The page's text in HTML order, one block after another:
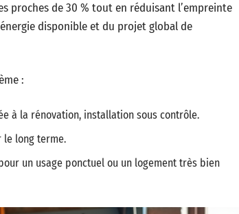
proches de 30 % tout en réduisant l’empreinte
disponible et du projet global de
:
à la rénovation, installation sous contrôle.
le long terme.
un usage ponctuel ou un logement très bien